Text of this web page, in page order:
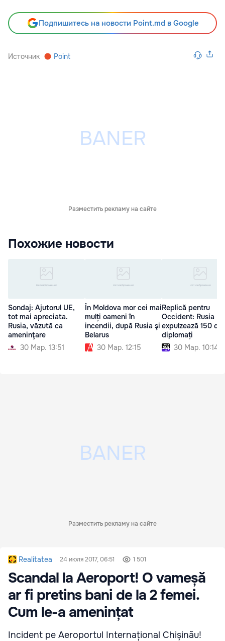
Подпишитесь на новости Point.md в Google
Источник Point
Разместить рекламу на сайте
Похожие новости
Sondaj: Ajutorul UE,
tot mai apreciata.
Rusia, văzută ca
ameninţare
30 Мар. 13:51
În Moldova mor cei mai
mulți oameni în
incendii, după Rusia şi
Belarus
30 Мар. 12:15
Replică pentru
Occident: Rusia
expulzează 150 de
diplomați
30 Мар. 10:14
Разместить рекламу на сайте
Realitatea 24 июля 2017, 06:51 1 501
Scandal la Aeroport! O vameșă
ar fi pretins bani de la 2 femei.
Cum le-a amenințat
Incident pe Aeroportul Internațional Chișinău!